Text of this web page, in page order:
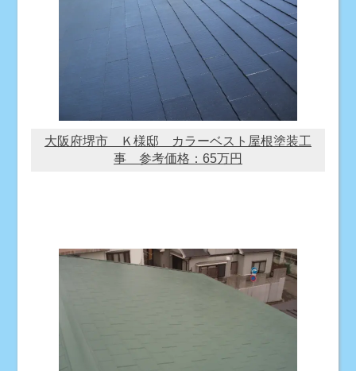
大阪府堺市 Ｋ様邸 カラーベスト屋根塗装工
事 参考価格：65万円